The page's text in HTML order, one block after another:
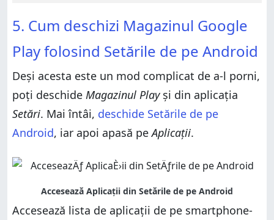
5. Cum deschizi Magazinul Google
Play folosind Setările de pe Android
Deși acesta este un mod complicat de a-l porni,
poți deschide Magazinul Playși din aplicația
Setări. Mai întâi, deschide Setările de pe
Android, iar apoi apasă peAplicații.
Accesează lista de aplicații de pe smartphone-